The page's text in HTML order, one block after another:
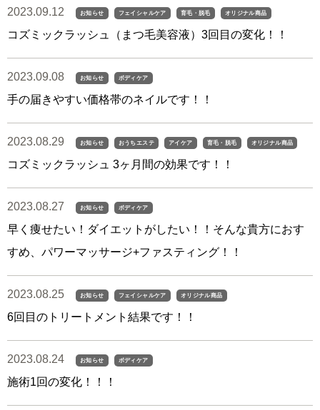
2023.09.12 お知らせ フェイシャルケア 育毛・脱毛 オリジナル商品
コズミックラッシュ（まつ毛美容液）3回目の変化！！
2023.09.08 お知らせ ボディケア
手の届きやすい価格帯のネイルです！！
2023.08.29 お知らせ おうちエステ アイケア 育毛・脱毛 オリジナル商品
コズミックラッシュ 3ヶ月間の効果です！！
2023.08.27 お知らせ ボディケア
早く痩せたい！ダイエットがしたい！！そんな貴方におす
すめ、パワーマッサージ+ファスティング！！
2023.08.25 お知らせ フェイシャルケア オリジナル商品
6回目のトリートメント結果です！！
2023.08.24 お知らせ ボディケア
施術1回の変化！！！